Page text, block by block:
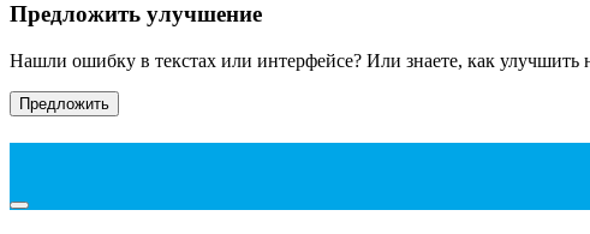
Предложить улучшение
Нашли ошибку в текстах или интерфейсе? Или знаете, как
Предложить